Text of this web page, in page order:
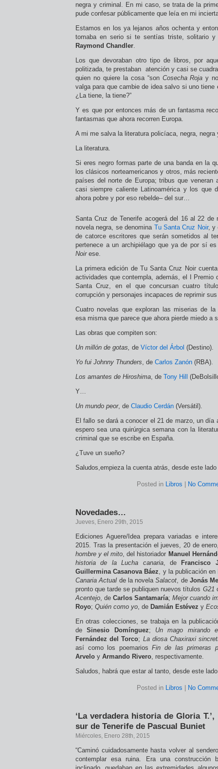
negra y criminal. En mi caso, se trata de la
pude confesar públicamente que leía en mi
Estamos en los ya lejanos años ochenta y
tomaba en serio si te sentías triste, solitario
Raymond Chandler.
Los que devoraban otro tipo de libros, por
politizada, te prestaban atención y casi se
quien no quiere la cosa “son Cosecha Roja y
valga para que cambie de idea salvo si uno
¿La tiene, la tiene?”
Y es que por entonces más de un fantasma
fantasmas que ahora recorren Europa.
A mi me salva la literatura policíaca, negra, negra
La literatura.
Si eres negro formas parte de una banda en la
los clásicos norteamericanos y otros, más
países del norte de Europa; tribus que veneran
casi siempre caliente Latinoamérica y los que
ahora pobre y por eso rebelde– del sur…
Santa Cruz de Tenerife acogerá del 16 al 22 de
novela negra, se denomina Tu Santa Cruz Noir, y
de catorce escritores que serán sometidos al
pertenece a un archipiélago que ya de por sí
Noir ese.
La primera edición de Tu Santa Cruz Noir
actividades que contempla, además, el I Premio
Santa Cruz, en el que concursan cuatro
corrupción y personajes incapaces de reprimir
Cuatro novelas que exploran las miserias de la
esa misma que parece que ahora pierde miedo a
Las obras que compiten son:
Un millón de gotas, de Víctor del Árbol (Destino).
Yo fui Johnny Thunders, de Carlos Zanón (RBA).
Los amantes de Hiroshima, de Tony Hill
Y…
Un mundo peor, de Claudio Cerdán (Versátil).
El fallo se dará a conocer el 21 de marzo, un día
espero sea una quirúrgica semana con la
criminal que se escribe en España.
¿Tuve un sueño?
Saludos,empieza la cuenta atrás, desde este lado
Posted in Libros No
Novedades…
Jueves, Enero 29th, 2015
Ediciones Aguere/Idea prepara variadas e
2015. Tras la presentación el jueves, 20 de
hombre y el mito, del historiador Manuel
historia de la Lucha canaria, de
Francisco
Guillermina Casanova Báez, y la publicación
Canaria Actual de la novelaSalacot, de Jonás
pronto que tarde se publiquen nuevos títulos G21
Acentejo, de Carlos Santamaría; Mejor cuando
Royo; Quién como yo, de Damián Estévez y
En otras colecciones, se trabaja en la
deSinesio Domínguez; Un mago mirando
Fernández del Torco; La diosa Chaxiraxi
así como los poemariosFin de las primeras
Arvelo y Armando Rivero, respectivamente.
Saludos, habrá que estar al tanto, desde este
Posted in Libros No
‘La verdadera historia de Gloria
sur de Tenerife de Pascual Buniet
Miércoles, Enero 28th, 2015
“Caminó cuidadosamente hasta volver al
contemplar esa ruina. Era una construcción